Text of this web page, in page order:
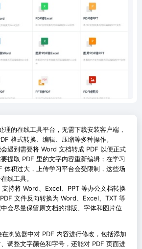
理的在线工具平台，无需下载安装客户端，
格式转换、编辑、压缩等多种操作。
遇到需要将 Word 文档转成 PDF 以便正式
提取 PDF 里的文字内容重新编辑；在学习
体积过大，上传学习平台会受限制，这些场
线工具。
支持将 Word、Excel、PPT 等办公文档转换
文件反向转换为 Word、Excel、TXT 等
会尽量保留原文档的排版、字体和图片位
在浏览器中对 PDF 内容进行修改，包括添加
调整文字颜色和字号，还能对 PDF 页面进